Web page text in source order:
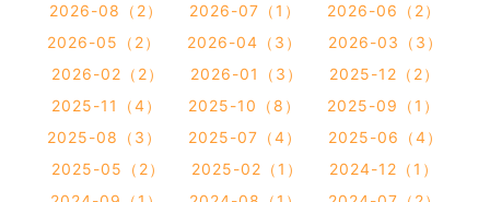
2026-08（2） 2026-07（1）
2026-06（2）
2026-05（2）
2026-04（3）
2026-03（3）
2026-02（2）
2026-01（3）
2025-12（2）
2025-11（4）
2025-10（8）
2025-09（1）
2025-08（3）
2025-07（4）
2025-06（4）
2025-05（2）
2025-02（1）
2024-12（1）